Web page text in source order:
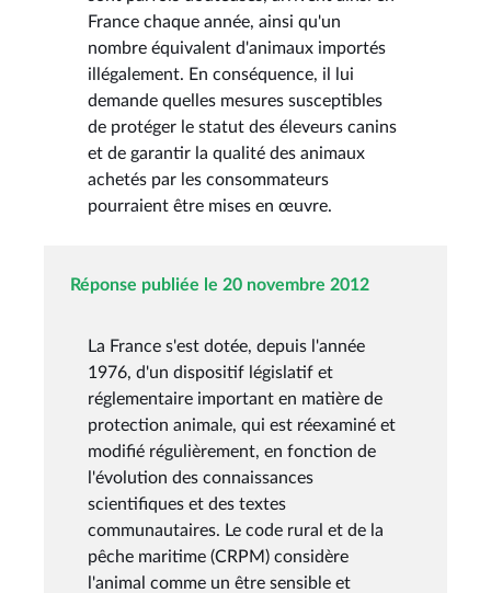
France chaque année, ainsi qu'un
nombre équivalent d'animaux importés
illégalement. En conséquence, il lui
demande quelles mesures susceptibles
de protéger le statut des éleveurs canins
et de garantir la qualité des animaux
achetés par les consommateurs
pourraient être mises en œuvre.
Réponse publiée le 20 novembre 2012
La France s'est dotée, depuis l'année
1976, d'un dispositif législatif et
réglementaire important en matière de
protection animale, qui est réexaminé et
modifié régulièrement, en fonction de
l'évolution des connaissances
scientifiques et des textes
communautaires. Le code rural et de la
pêche maritime (CRPM) considère
l'animal comme un être sensible et